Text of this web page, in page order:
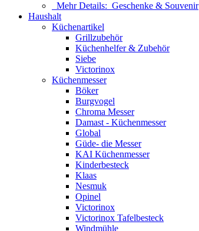
Mehr Details: Geschenke & Souvenir
Haushalt
Küchenartikel
Grillzubehör
Küchenhelfer & Zubehör
Siebe
Victorinox
Küchenmesser
Böker
Burgvogel
Chroma Messer
Damast - Küchenmesser
Global
Güde- die Messer
KAI Küchenmesser
Kinderbesteck
Klaas
Nesmuk
Opinel
Victorinox
Victorinox Tafelbesteck
Windmühle